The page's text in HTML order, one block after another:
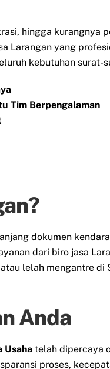
hingga kurangnya
Larangan yang
kebutuhan surat-
Tim Berpengalaman
dokumen
dari biro jasa
lelah mengantre di
Anda
Usaha telah dipercaya
proses,